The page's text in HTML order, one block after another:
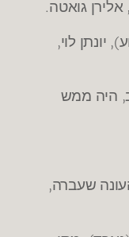
אלירן גואטה.
יונתן לוי,
היה ממש
שעברה,